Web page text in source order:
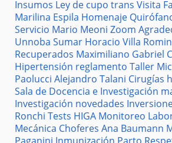
Insumos Ley de cupo trans Visita
Marilina Espila Homenaje
Servicio Mario Meoni Zoom
Unnoba Sumar Horacio Villa
Recuperados Maximiliano Gabriel
Hipertensión reglamento Taller
Paolucci Alejandro Talani Cirugías
Sala de Docencia e Investigación
Investigación novedades
Ronchi Tests HIGA Monitoreo
Mecánica Choferes Ana Baumann